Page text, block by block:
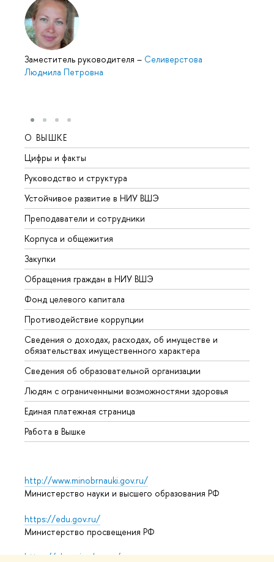
Заместитель руководителя – Селиверстова
Людмила Петровна
О ВЫШКЕ
Цифры и факты
Руководство и структура
Устойчивое развитие в НИУ ВШЭ
Преподаватели и сотрудники
Корпуса и общежития
Закупки
Обращения граждан в НИУ ВШЭ
Фонд целевого капитала
Противодействие коррупции
Сведения о доходах, расходах, об имуществе и
обязательствах имущественного характера
Сведения об образовательной организации
Людям с ограниченными возможностями здоровья
Единая платежная страница
Работа в Вышке
http://www.minobrnauki.gov.ru/
Министерство науки и высшего образования РФ
https://edu.gov.ru/
Министерство просвещения РФ
https://elearning.hse.ru/mooc